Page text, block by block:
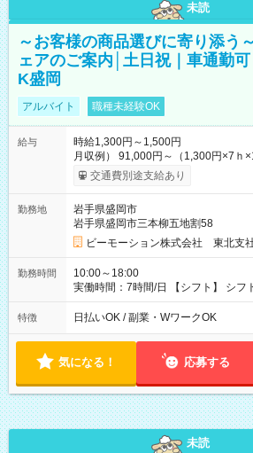
未読
～お客様の商品選びに寄り添う
ェアのご案内│土日祝｜車通勤可
K盛岡
アルバイト 職種未経験OK
給与
時給1,300円～1,500円
月収例） 91,000円～（1,300円×7ｈ
経験・能力等を考慮 【給与支給日】 月末締めの翌月15日払い
＊15日が土日祝の場合は前日の平日 ＊
交通費別途支給あり
勤務地
岩手県盛岡市
岩手県盛岡市三本柳五地割58
ビーモーション株式会社 東北支
勤務時間
10:00～18:00
実働時間：7時間/日 【シフト】 シフ
じます。 【休憩】 休憩60分 ※昼40分/夕方20分 【残業】 残業は
ほぼありません。
特徴 日払いOK / 副業・WワークOK
気になる！ 応募する
未読